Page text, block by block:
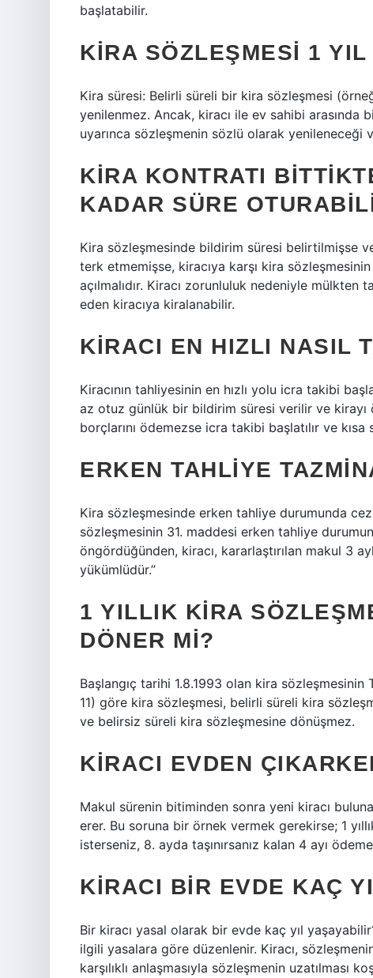
başlatabilir.
KIRA SÖZLEŞMESI 1
Kira süresi: Belirli süreli bir kira sözleşmesi
yenilenmez. Ancak, kiracı ile ev sahibi arasında
uyarınca sözleşmenin sözlü olarak yenileneceği
KIRA KONTRATI
KADAR SÜRE
Kira sözleşmesinde bildirim süresi belirtilmişse
terk etmemişse, kiracıya karşı kira
açılmalıdır. Kiracı zorunluluk nedeniyle
eden kiracıya kiralanabilir.
KIRACI EN HIZLI NASIL
Kiracının tahliyesinin en hızlı yolu icra takibi
az otuz günlük bir bildirim süresi verilir ve kirayı
borçlarını ödemezse icra takibi başlatılır ve
ERKEN TAHLIYE
Kira sözleşmesinde erken tahliye durumunda
sözleşmesinin 31. maddesi erken tahliye
öngördüğünden, kiracı, kararlaştırılan makul 3
yükümlüdür.”
1 YILLIK KIRA
DÖNER MI?
Başlangıç ​​tarihi 1.8.1993 olan kira sözleşmesinin
11) göre kira sözleşmesi, belirli süreli kira
ve belirsiz süreli kira sözleşmesine dönüşmez.
KIRACI EVDEN
Makul sürenin bitiminden sonra yeni kiracı
erer. Bu soruna bir örnek vermek gerekirse; 1
isterseniz, 8. ayda taşınırsanız kalan 4 ayı
KIRACI BIR EVDE KAÇ
Bir kiracı yasal olarak bir evde kaç yıl
ilgili yasalara göre düzenlenir. Kiracı,
karşılıklı anlaşmasıyla sözleşmenin uzatılması